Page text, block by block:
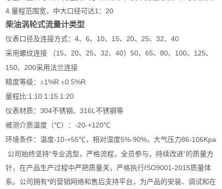
4.量程范围宽，中大口径可达1：20
柴油涡轮式流量计类型
仪表口径及连接方式：4、6、 10、 15、 20、 25、32、40
采用螺纹连接 （15、 20、 25、32、40）50、65、80、 100、 125、
150、 200采用法兰连接
精度等级：±1%R±0.5%R
量程比:1:10 1:15 1:20
仪表材质：304不锈钢、316L 不锈钢等
被测介质温度（℃）：-20-+120℃
环境条件：温度-10-+55℃，相对湿度5%-90%，大气压力86-106Kpa
公司始终坚持“专业选型，严格流程，全员参与，持续改进”的质量方
针，在产品生产过程中严把质量关，严格执行ISO9001-2015质量体
系。公司拥有*的营销网络和售后支持平台，为产品的安装、调试和在